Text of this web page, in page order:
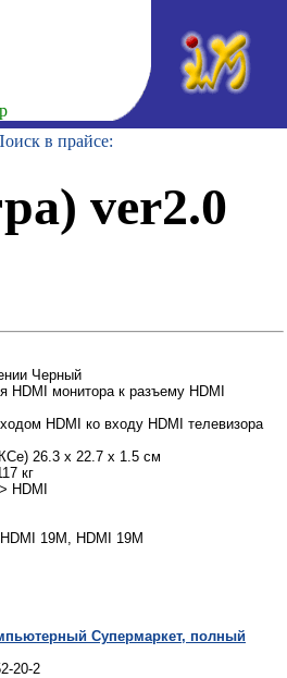
в прайсе:
ver2.0
Черный
монитора к разъему HDMI
HDMI ко входу HDMI телевизора
26.3 x 22.7 x 1.5 см
кг
HDMI
19M, HDMI 19M
Cупермаркет, полный
20-2